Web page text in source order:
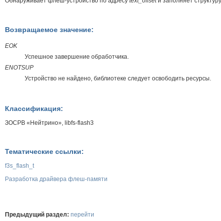
Возвращаемое значение:
EOK
Успешное завершение обработчика.
ENOTSUP
Устройство не найдено, библиотеке следует освободить ресурсы.
Классификация:
ЗОСРВ «Нейтрино», libfs-flash3
Тематические ссылки:
f3s_flash_t
Разработка драйвера флеш-памяти
Предыдущий раздел: перейти